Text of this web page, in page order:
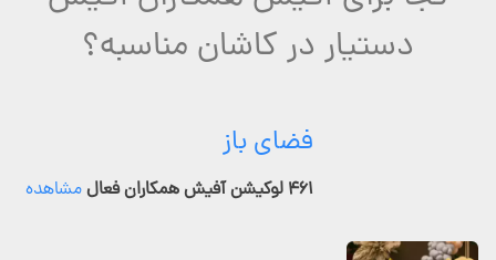
دستیار در کاشان مناسبه؟
فضای باز
۴۶۱ لوکیشن آفیش همکاران فعال مشاهده